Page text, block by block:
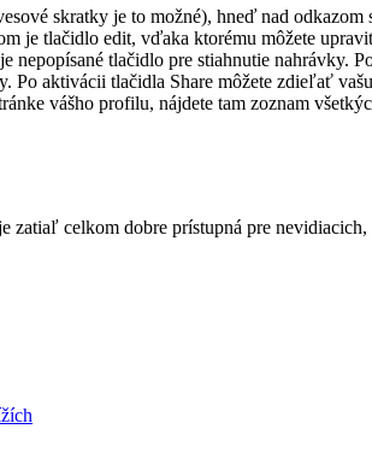
skratky je to možné), hneď nad odkazom
je tlačidlo edit, vďaka ktorému môžete
nepopísané tlačidlo pre stiahnutie nahrávky.
Po aktivácii tlačidla Share môžete zdieľať
vášho profilu, nájdete tam zoznam
celkom dobre prístupná pre nevidiacich,